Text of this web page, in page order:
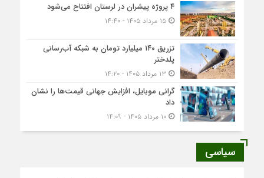
۴ پروژه پیشران در لرستان افتتاح می‌شود
۱۵ مرداد ۱۴۰۵ - ۱۴:۴۰
تزریق ۱۴۰ میلیارد تومان به شبکه آب‌رسانی
پلدختر
گرانی موبایل، افزایش جهانی قیمت‌ها را نشان
داد
۱۰ مرداد ۱۴۰۵ - ۱۴:۰۹
سیاسی